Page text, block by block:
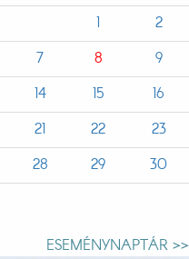
1
2
7 8
9
14 15
16
21 22
23
28 29
30
ESEMÉNYNAPTÁR >>